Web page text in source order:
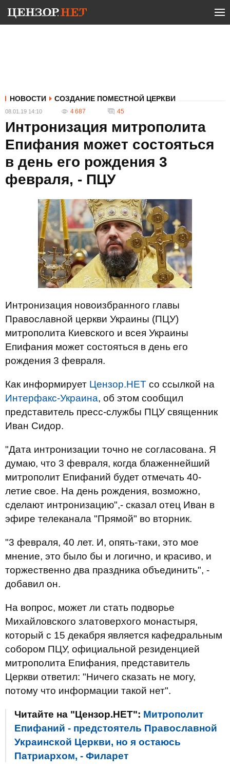
НОВОСТИ СОЗДАНИЕ ПОМЕСТНОЙ ЦЕРКВИ
08.01.19 14:10 4 687 45
Интронизация митрополита
Епифания может состояться
в день его рождения 3
февраля, - ПЦУ
Интронизация новоизбранного главы
Православной церкви Украины (ПЦУ)
митрополита Киевского и всея Украины
Епифания может состояться в день его
рождения 3 февраля.
Как информирует Цензор.НЕТ со ссылкой на
Интерфакс-Украина, об этом сообщил
представитель пресс-службы ПЦУ священник
Иван Сидор.
"Дата интронизации точно не согласована. Я
думаю, что 3 февраля, когда блаженнейший
митрополит Епифаний будет отмечать 40-
летие свое. На день рождения, возможно,
сделают интронизацию",- сказал отец Иван в
эфире телеканала "Прямой" во вторник.
"3 февраля, 40 лет. И, опять-таки, это мое
мнение, это было бы и логично, и красиво, и
торжественно два праздника объединить", -
добавил он.
На вопрос, может ли стать подворье
Михайловского златоверхого монастыря,
который с 15 декабря является кафедральным
собором ПЦУ, официальной резиденцией
митрополита Епифания, представитель
Церкви ответил: "Ничего сказать не могу,
потому что информации такой нет".
Читайте на "Цензор.НЕТ": Митрополит
Епифаний - предстоятель Православной
Украинской Церкви, но я остаюсь
Патриархом, - Филарет